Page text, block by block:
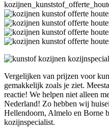
Vergelijken van prijzen voor
gemakkelijk zoals je ziet.
reactie! We helpen niet alleen
Nederland! Zo hebben wij
Hellendoorn, Almelo en Borne
kozijnspecialist.